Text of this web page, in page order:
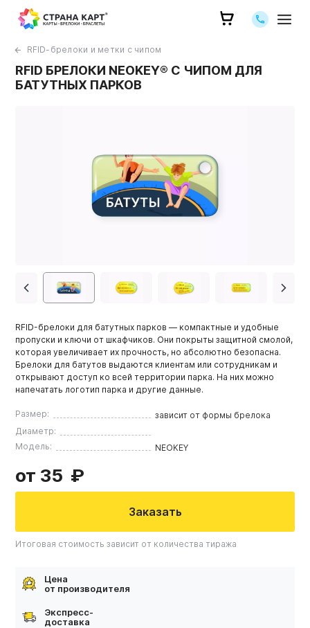
Позвоните
RFID-брелоки и метки с чипом
RFID БРЕЛОКИ NEOKEY® С ЧИПОМ ДЛЯ
БАТУТНЫХ ПАРКОВ
RFID-брелоки для батутных парков — компактные и удобные
пропуски и ключи от шкафчиков. Они покрыты защитной смолой,
которая увеличивает их прочность, но абсолютно безопасна.
Брелоки для батутов выдаются клиентам или сотрудникам и
открывают доступ ко всей территории парка. На них можно
напечатать логотип парка и другие данные.
Размер:
зависит от формы брелока
Диаметр:
Модель:
NEOKEY
от 35
Заказать
Итоговая стоимость зависит от количества тиража
Цена
от производителя
Экспресс-
доставка